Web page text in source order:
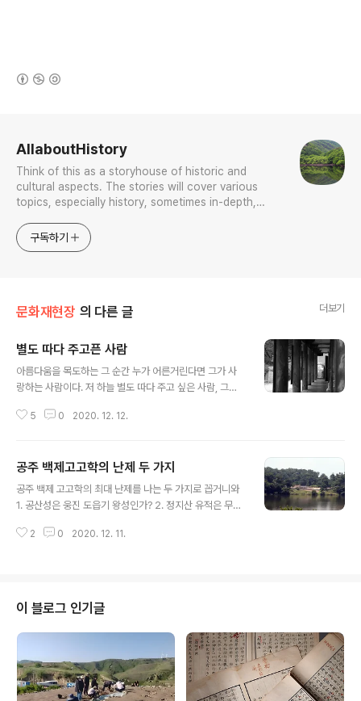
AllaboutHistory
Think of this as a storyhouse of historic and
cultural aspects. The stories will cover various
topics, especially history, sometimes in-depth,
approach will be to resist any common sense or
generalized viewpoint
구독하기
문화재현장 의 다른 글 더보기
별도 따다 주고픈 사람
아름다움을 목도하는 그 순간 누가 어른거린다면 그가 사
랑하는 사람이다. 저 하늘 별도 따다 주고 싶은 사람, 그가
도리사다.
5 0 2020. 12. 12.
공주 백제고고학의 난제 두 가지
공주 백제 고고학의 최대 난제를 나는 두 가지로 꼽거니와
1. 공산성은 웅진 도읍기 왕성인가? 2. 정지산 유적은 무령
관 같은 생각을 지녔다. 1. 공산성은 때려 죽어도 왕성이 아
후에서 보위하는 군사시설이며, 정지산유적은 볼짝없이 와
치타워 watchtower다. The biggest challenge rela
ted with Gongju Baekje Archeology is that I pick
two things. 1. Is Gongsanseong Fortres..
2 0 2020. 12. 11.
이 블로그 인기글